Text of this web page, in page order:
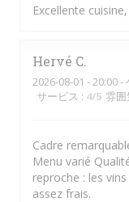
Excellente
Hervé C
2026-08-01 - 20:00 -
サービス : 4/5 雰
Cadre
Menu varié
reproche : les
assez frais.